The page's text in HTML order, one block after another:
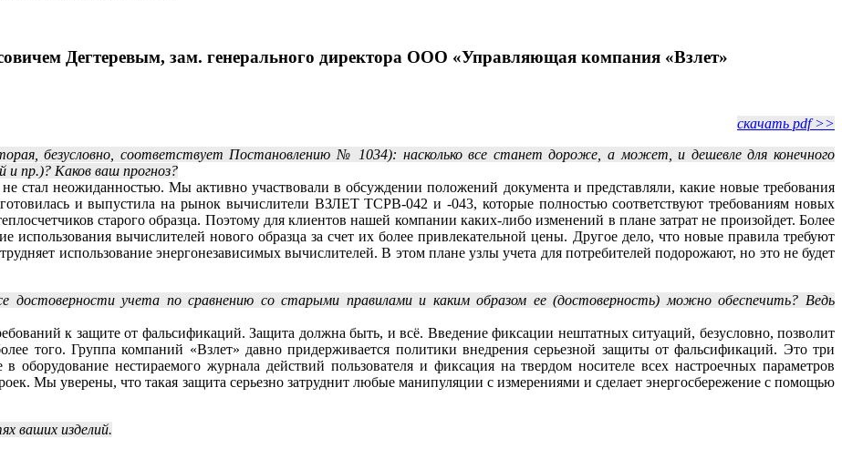
Дегтеревым, зам. генерального директора ООО «Управляющая компания «Взлет»
скачать pdf >>
безусловно, соответствует Постановлению № 1034): насколько все станет дороже, а может, и дешевле для конечного
и пр.)? Каков ваш прогноз?
стал неожиданностью. Мы активно участвовали в обсуждении положений документа и представляли, какие новые требования
и выпустила на рынок вычислители ВЗЛЕТ ТСРВ‑042 и -043, которые полностью соответствуют требованиям новых
старого образца. Поэтому для клиентов нашей компании каких-либо изменений в плане затрат не произойдет. Более
вычислителей нового образца за счет их более привлекательной цены. Другое дело, что новые правила требуют
использование энергонезависимых вычислителей. В этом плане узлы учета для потребителей подорожают, но это не будет
достоверности учета по сравнению со старыми правилами и каким образом ее (достоверность) можно обеспечить? Ведь
к защите от фальсификаций. Защита должна быть, и всё. Введение фиксации нештатных ситуаций, безусловно, позволит
того. Группа компаний «Взлет» давно придерживается политики внедрения серьезной защиты от фальсификаций. Это три
оборудование нестираемого журнала действий пользователя и фиксация на твердом носителе всех настроечных параметров
Мы уверены, что такая защита серьезно затруднит любые манипуляции с измерениями и сделает энергосбережение с помощью
ваших изделий.